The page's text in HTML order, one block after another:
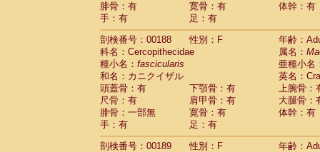
腓骨：有
寛骨：有
体幹：有
手：有
足：有
剖検番号：00188
性別：F
年齢：
科名：Cercopithecidae
属名：
種小名： fascicularis
亜種小名
和名：カニクイザル
英名：
頭蓋骨：有
下顎骨：有
上腕骨：
尺骨：有
肩甲骨：有
大腿骨：
腓骨：一部無
寛骨：有
体幹：有
手：有
足：有
剖検番号：00189
性別：F
年齢：